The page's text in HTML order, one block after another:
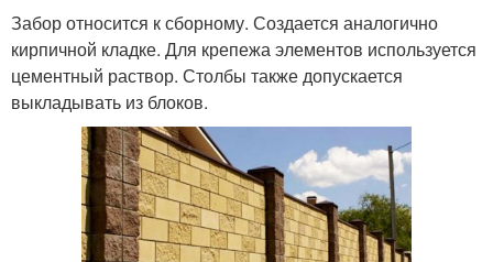
Забор относится к сборному. Создается аналогично
кирпичной кладке. Для крепежа элементов используется
цементный раствор. Столбы также допускается
выкладывать из блоков.